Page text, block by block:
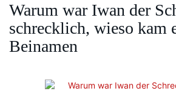
Warum war Iwan der
schrecklich, wieso kam
Beinamen